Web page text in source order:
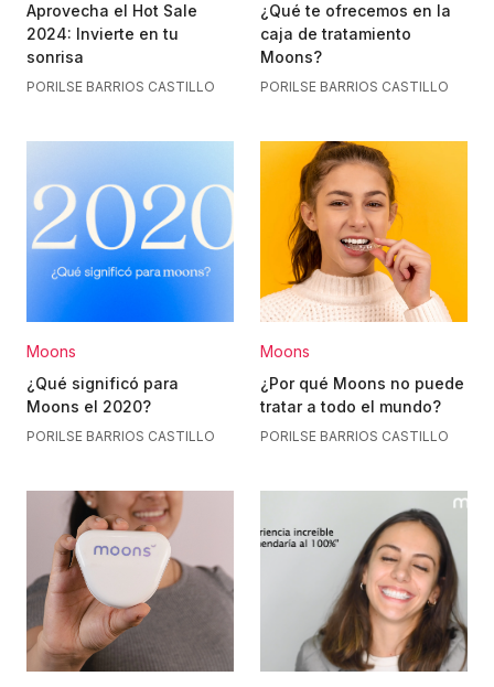
Aprovecha el Hot Sale
2024: Invierte en tu
sonrisa
PORILSE BARRIOS CASTILLO
¿Qué te ofrecemos en la
caja de tratamiento
Moons?
PORILSE BARRIOS CASTILLO
Moons
¿Qué significó para
Moons el 2020?
PORILSE BARRIOS CASTILLO
Moons
¿Por qué Moons no puede
tratar a todo el mundo?
PORILSE BARRIOS CASTILLO